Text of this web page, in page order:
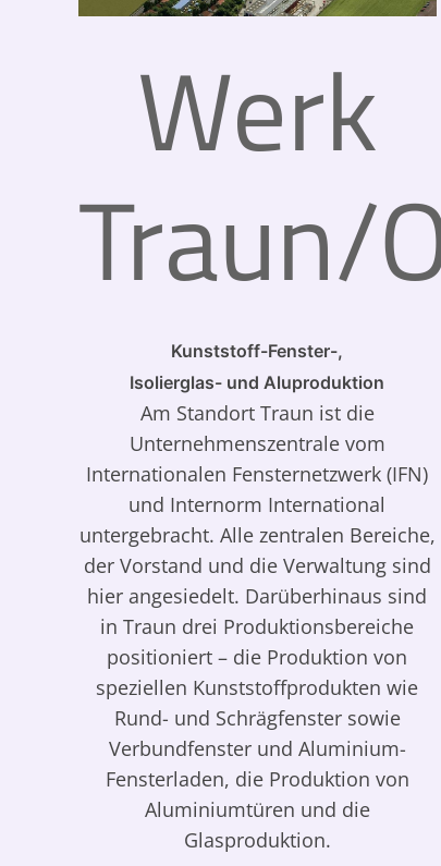
Werk
Traun/
Kunststoff-Fenster-,
Isolierglas- und Aluproduktion
Am Standort Traun ist die
Unternehmenszentrale vom
Internationalen Fensternetzwerk (IFN)
und Internorm International
untergebracht. Alle zentralen Bereiche,
der Vorstand und die Verwaltung sind
hier angesiedelt. Darüberhinaus sind
in Traun drei Produktionsbereiche
positioniert – die Produktion von
speziellen Kunststoffprodukten wie
Rund- und Schrägfenster sowie
Verbundfenster und Aluminium-
Fensterladen, die Produktion von
Aluminiumtüren und die
Glasproduktion.